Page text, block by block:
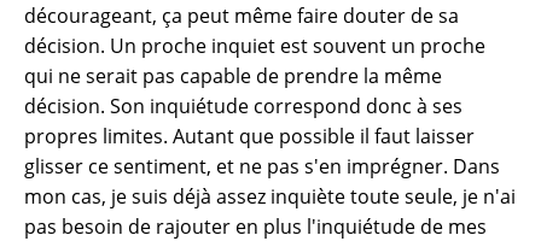
décourageant, ça peut même faire douter de sa
décision. Un proche inquiet est souvent un proche
qui ne serait pas capable de prendre la même
décision. Son inquiétude correspond donc à ses
propres limites. Autant que possible il faut laisser
glisser ce sentiment, et ne pas s'en imprégner. Dans
mon cas, je suis déjà assez inquiète toute seule, je n'ai
pas besoin de rajouter en plus l'inquiétude de mes